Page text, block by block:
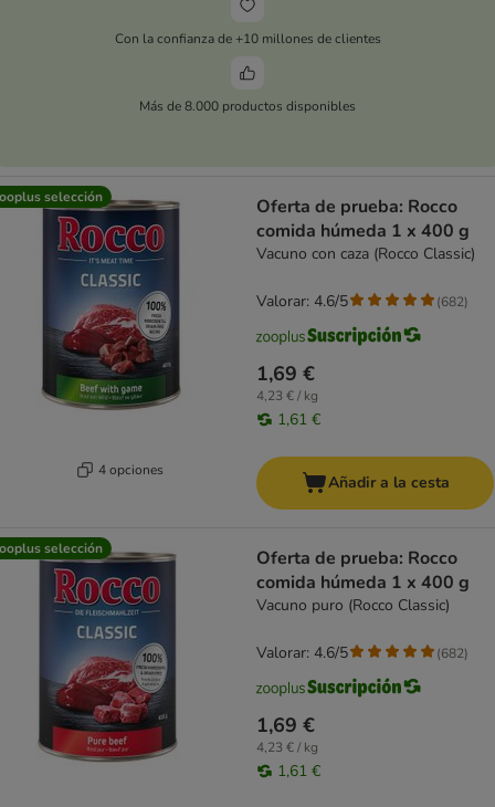
Con la confianza de +10 millones de clientes
Más de 8.000 productos disponibles
selección
4 opciones
Oferta de prueba: Rocco
comida húmeda 1 x 400 g
Vacuno con caza (Rocco Classic)
1,69 €
4,23 € / kg
1,61 €
Valorar: 4.6/5 (682)
Añadir a la cesta
selección
Oferta de prueba: Rocco
comida húmeda 1 x 400 g
Vacuno puro (Rocco Classic)
1,69 €
4,23 € / kg
1,61 €
Valorar: 4.6/5 (682)